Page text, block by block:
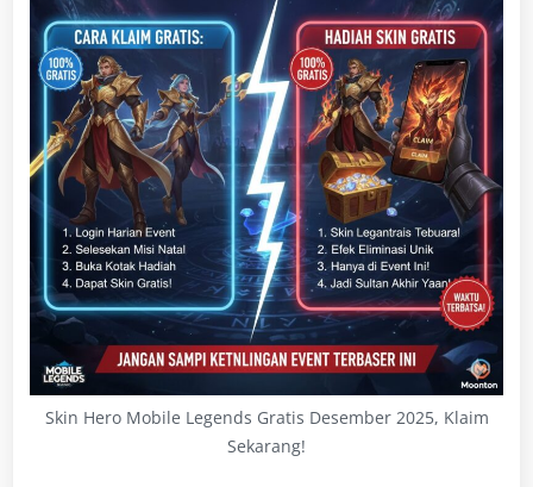
Skin Hero Mobile Legends Gratis Desember 2025, Klaim
Sekarang!